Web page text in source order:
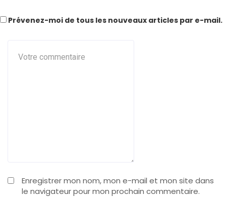
Enregistrer mon nom, mon e-mail et mon site dans
le navigateur pour mon prochain commentaire.
Prévenez-moi de tous les nouveaux articles par e-mail.